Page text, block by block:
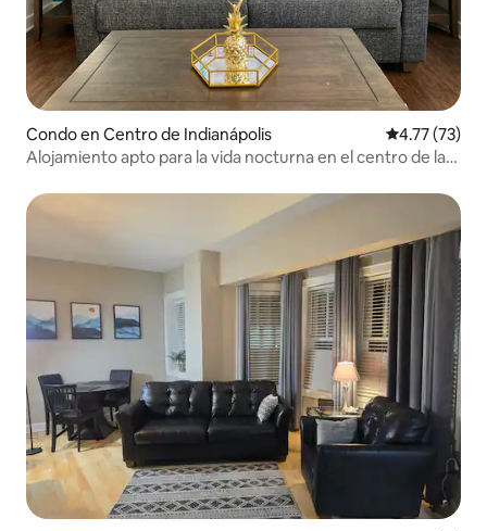
Condo en Centro de Indianápolis Calificación
4.77 (73)
Alojamiento apto para la vida nocturna en el centro de la